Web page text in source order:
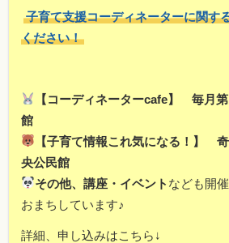
子育て支援コーディネーターに関す
ください！
【コーディネーターcafe】 毎月
館
【子育て情報これ気になる！】
央公民館
その他、講座・イベント なども開
おまちしています♪
詳細、申し込みはこちら↓